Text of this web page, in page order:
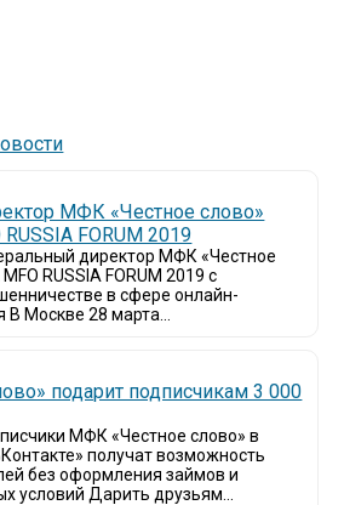
МФК «Честное слово»
FORUM 2019
директор МФК «Честное
RUSSIA FORUM 2019 с
в сфере онлайн-
Москве 28 марта...
подарит подписчикам 3 000
МФК «Честное слово» в
получат возможность
без оформления займов и
условий Дарить друзьям...